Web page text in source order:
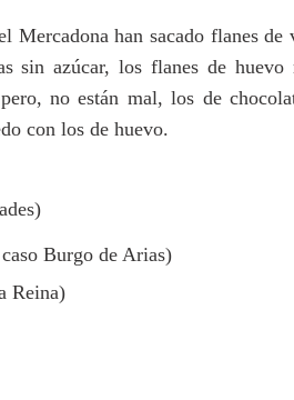
Mercadona han sacado flanes de
sin azúcar, los flanes de huevo
no están mal, los de
con los de huevo.
Burgo de Arias)
Reina)